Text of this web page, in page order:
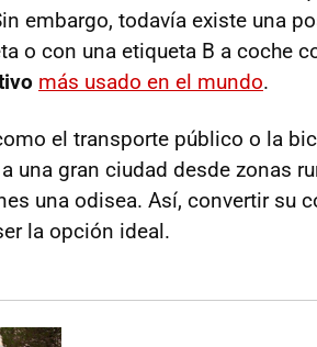
embargo, todavía existe una
o con una etiqueta B a coche
más usado en el mundo.
el transporte público o la
una gran ciudad desde zonas
una odisea. Así, convertir su
la opción ideal.